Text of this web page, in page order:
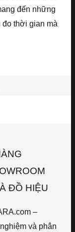
đến những
đo thời gian mà
ĐỒ HIỆU
–
và phân